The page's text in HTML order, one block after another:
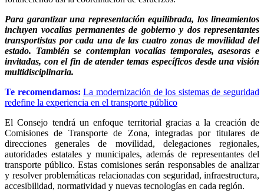
Para garantizar una representación equilibrada, los lineamientos
incluyen vocalías permanentes de gobierno y dos representantes
transportistas por cada una de las cuatro zonas de movilidad del
estado. También se contemplan vocalías temporales, asesoras e
invitadas, con el fin de atender temas específicos desde una visión
multidisciplinaria.
Te recomendamos: La modernización de los sistemas de seguridad
redefine la experiencia en el transporte público
El Consejo tendrá un enfoque territorial gracias a la creación de
Comisiones de Transporte de Zona, integradas por titulares de
direcciones generales de movilidad, delegaciones regionales,
autoridades estatales y municipales, además de representantes del
transporte público. Estas comisiones serán responsables de analizar
y resolver problemáticas relacionadas con seguridad, infraestructura,
accesibilidad, normatividad y nuevas tecnologías en cada región.